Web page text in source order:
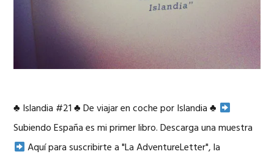
♣ Islandia #21♣De viajar en coche por Islandia♣
Subiendo España es mi primer libro. Descarga una muestra
Aquí para suscribirte a "La AdventureLetter", la